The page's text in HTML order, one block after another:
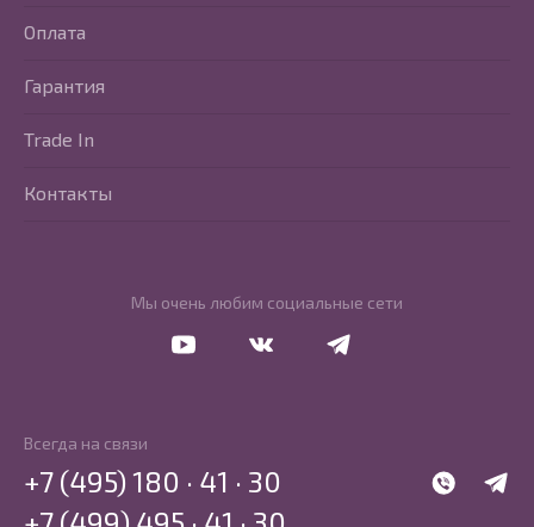
Мы очень любим социальные сети
Оплата
Гарантия
Trade In
Контакты
Всегда на связи
WhatsApp
+7 (495) 180 · 41 · 30